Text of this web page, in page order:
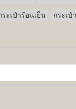
ระเป๋าร้อนเย็น กระเป๋